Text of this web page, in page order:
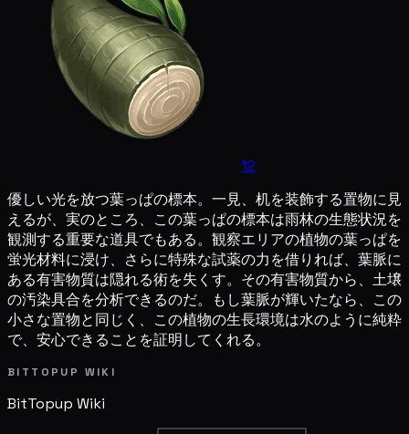
12
優しい光を放つ葉っぱの標本。一見、机を装飾する置物に見
えるが、実のところ、この葉っぱの標本は雨林の生態状況を
観測する重要な道具でもある。観察エリアの植物の葉っぱを
蛍光材料に浸け、さらに特殊な試薬の力を借りれば、葉脈に
ある有害物質は隠れる術を失くす。その有害物質から、土壌
の汚染具合を分析できるのだ。もし葉脈が輝いたなら、この
小さな置物と同じく、この植物の生長環境は水のように純粋
で、安心できることを証明してくれる。
BITTOPUP WIKI
BitTopup Wiki